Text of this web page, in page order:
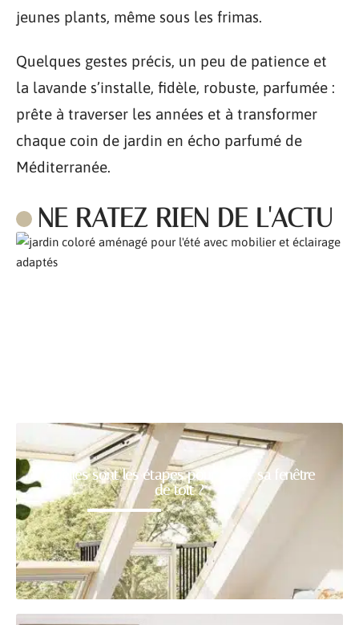
jeunes plants, même sous les frimas.
Quelques gestes précis, un peu de patience et
la lavande s’installe, fidèle, robuste, parfumée :
prête à traverser les années et à transformer
chaque coin de jardin en écho parfumé de
Méditerranée.
NE RATEZ RIEN DE L'ACTU
Quelles sont les étapes pour poser sa fenêtre
de toit ?